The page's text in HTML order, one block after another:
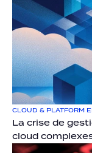
CLOUD & PLATFORM
La crise de
cloud